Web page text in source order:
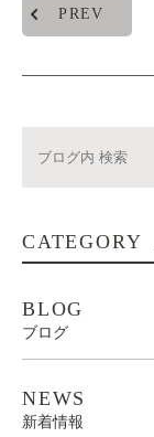
PREV
CATEGORY
BLOG
ブログ
NEWS
新着情報